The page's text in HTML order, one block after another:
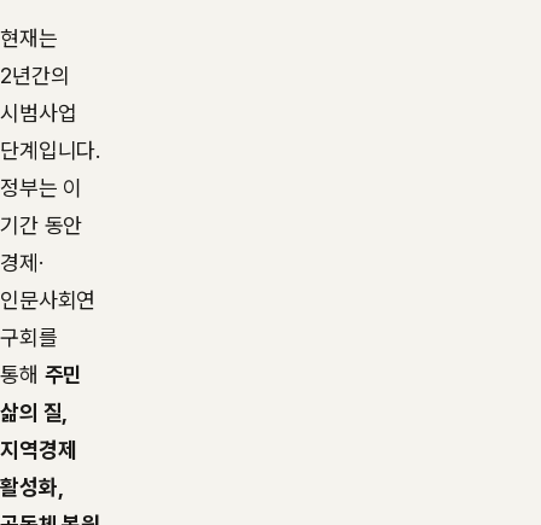
현재는
2년간의
시범사업
단계입니다.
정부는 이
기간 동안
경제·
인문사회연
구회를
통해 주민
삶의 질,
지역경제
활성화,